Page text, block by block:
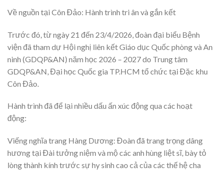
Về nguồn tại Côn Đảo: Hành trình tri ân và gắn kết
Trước đó, từ ngày 21 đến 23/4/2026, đoàn đại biểu Bệnh
viện đã tham dự Hội nghị liên kết Giáo dục Quốc phòng và An
ninh (GDQP&AN) năm học 2026 – 2027 do Trung tâm
GDQP&AN, Đại học Quốc gia TP.HCM tổ chức tại Đặc khu
Côn Đảo.
Hành trình đã để lại nhiều dấu ấn xúc động qua các hoạt
động:
Viếng nghĩa trang Hàng Dương: Đoàn đã trang trọng dâng
hương tại Đài tưởng niệm và mộ các anh hùng liệt sĩ, bày tỏ
lòng thành kính trước sự hy sinh cao cả của các thế hệ cha